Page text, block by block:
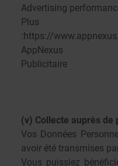
Advertising
Plus
:https://
AppNexus
Publicitaire
(v) Collecte auprès de
Vos Données
avoir été transmises
Vous puissiez